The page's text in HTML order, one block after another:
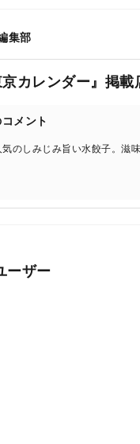
集部
京カレンダー』掲載
メント
のしみじみ旨い水餃子。滋
ーザー